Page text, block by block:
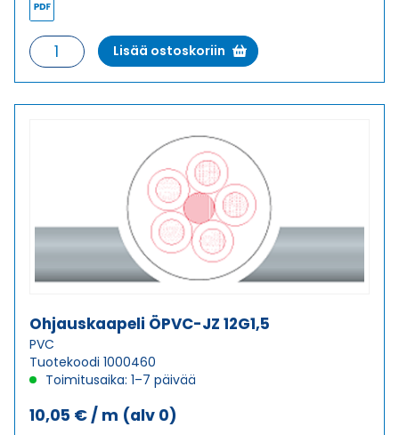
Ohjauskaapeli
ÖPVC-
JZ
Lisää ostoskoriin
Ohjauskaapeli ÖPVC-JZ 12G1,5
PVC
Tuotekoodi 1000460
Toimitusaika: 1–7 päivää
10,05 € / m (alv 0)